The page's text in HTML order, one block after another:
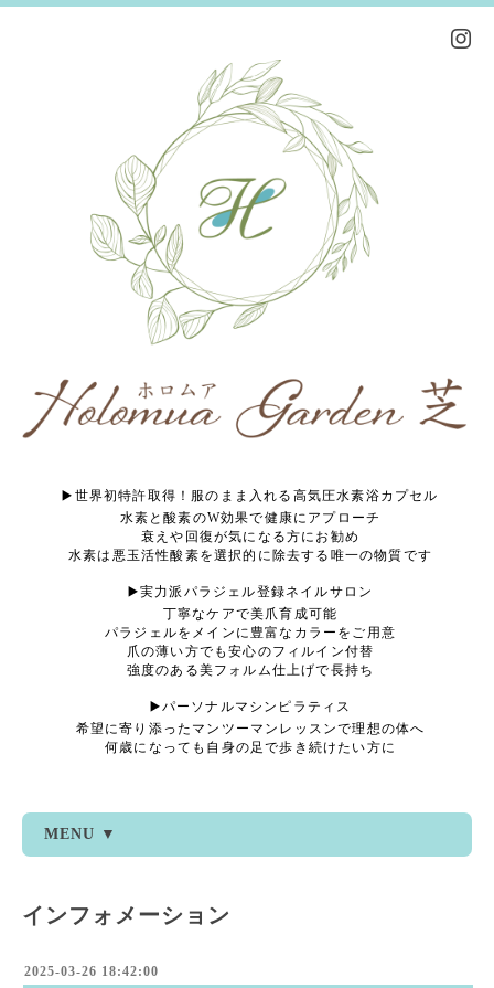
▶️世界初特許取得！服のまま入れる高気圧水素浴カプセル
水素と酸素のW効果で健康にアプローチ
衰えや回復が気になる方にお勧め
水素は悪玉活性酸素を選択的に除去する唯一の物質です
▶️実力派パラジェル登録ネイルサロン
丁寧なケアで美爪育成可能
パラジェルをメインに豊富なカラーをご用意
爪の薄い方でも安心のフィルイン付替
強度のある美フォルム仕上げで長持ち
▶️パーソナルマシンピラティス
希望に寄り添ったマンツーマンレッスンで理想の体へ
何歳になっても自身の足で歩き続けたい方に
MENU ▼
インフォメーション
2025-03-26 18:42:00